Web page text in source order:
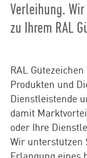
Verleihung.
zu Ihrem RAL
RAL
Produkten und
Dienstleistende
damit
oder Ihre
Wir unterstützen
Erlangung eines